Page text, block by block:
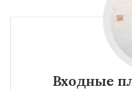
Входные